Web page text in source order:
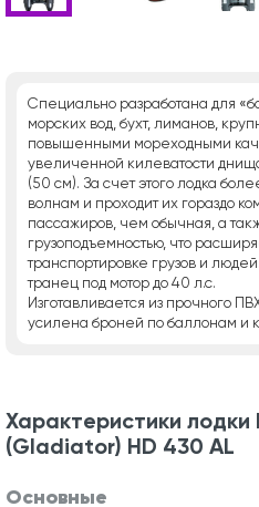
Специально разработана для
морских вод, бухт, лиманов,
повышенными мореходными
увеличенной килеватости
(50 см). За счет этого лодка
волнам и проходит их гораздо
пассажиров, чем обычная, а
грузоподъемностью, что
транспортировке грузов и
транец под мотор до 40 л.с.
Изготавливается из прочного
усилена броней по баллонам и
Характеристики лодки
(Gladiator) HD 430 AL
Основные